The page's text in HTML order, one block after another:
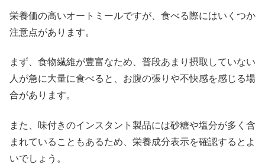
栄養価の高いオートミールですが、食べる際にはいくつか
注意点があります。
まず、食物繊維が豊富なため、普段あまり摂取していない
人が急に大量に食べると、お腹の張りや不快感を感じる場
合があります。
また、味付きのインスタント製品には砂糖や塩分が多く含
まれていることもあるため、栄養成分表示を確認するとよ
いでしょう。